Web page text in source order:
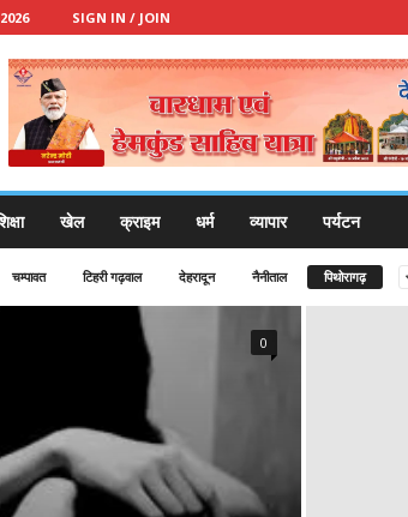
SIGN IN / JOIN
खेल क्राइम धर्म व्यापार पर्यटन
चम्पावत टिहरी गढ़वाल देहरादून नैनीताल पिथोरागढ़
0